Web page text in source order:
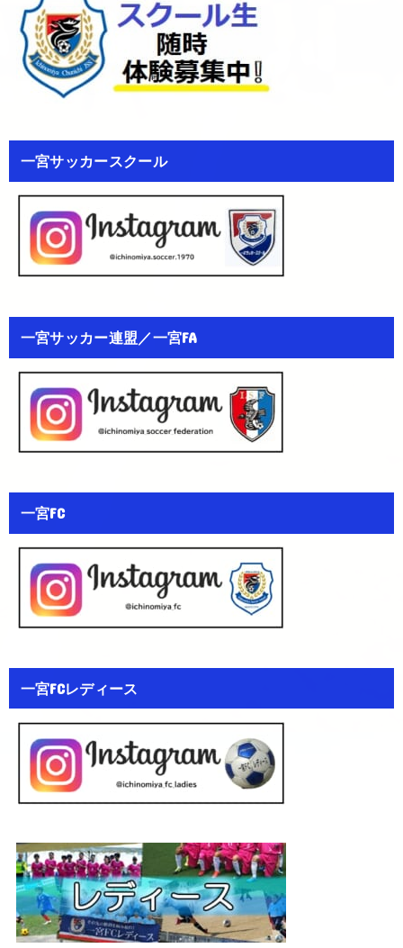
一宮サッカースクール
一宮サッカー連盟／一宮FA
一宮FC
一宮FCレディース